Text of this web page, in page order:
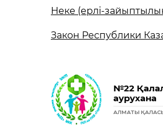
Неке (ерлі-
Закон Республики
№22
аурухана
АЛМАТЫ